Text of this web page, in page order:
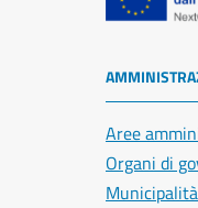
Aree
Organi di
Municipalità